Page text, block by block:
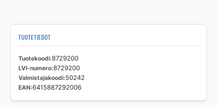
TUOTETIEDOT
Tuotekoodi 8729200
LVI-numero 8729200
Valmistajakoodi 50242
EAN 6415887292006